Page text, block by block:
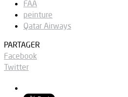
FAA
peinture
Qatar Airways
PARTAGER
Facebook
Twitter